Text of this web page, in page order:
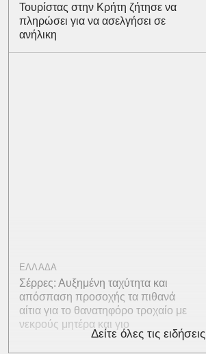
Τουρίστας στην Κρήτη ζήτησε να
πληρώσει για να ασελγήσει σε
ανήλικη
ΕΛΛΑΔΑ
Σέρρες: Αυξημένη ταχύτητα και
απόσπαση προσοχής τα πιθανά
αίτια για το θανατηφόρο τροχαίο με
νεκρούς μητέρα και γιο
Δείτε όλες τις ειδήσεις